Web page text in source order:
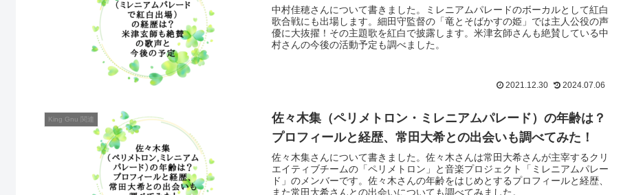
中村佳穂さんについて書きました。ミレニアムパレードのボーカルとして紅白
歌合戦にも出場します。細田守監督の「竜とそばかすの姫」では主人公役の声
優に大抜擢！その主題歌を紅白で披露します。米津玄師さんも絶賛している中
村さんの今後の活動予定も調べました。
2021.12.30 2024.07.06
King Gnu 関連
佐々木集（ペリメトロン・ミレニアムパレード）の年齢は？
プロフィールと経歴、常田大希との出会いも調べてみた！
佐々木集さんについて書きました。佐々木さんは常田大希さんが主宰するクリ
エイティブチームの「ペリメトロン」と音楽プロジェクト「ミレニアムパレー
ド」のメンバーです。佐々木さんの年齢をはじめとするプロフィールと経歴、
また常田大希さんとの出会いについても調べてみました。